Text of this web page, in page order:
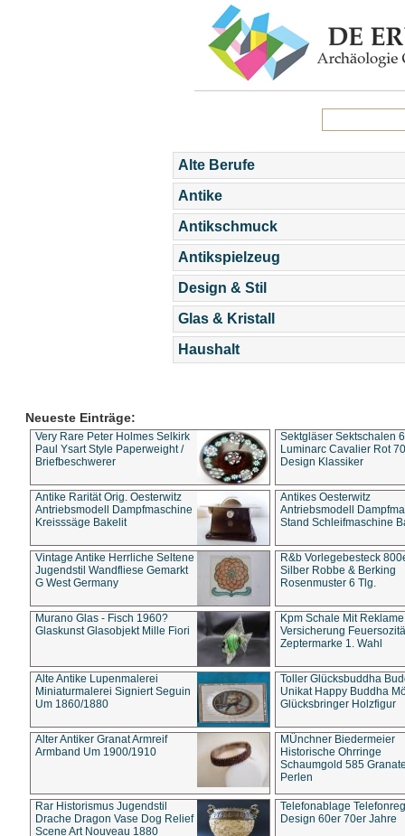
Alte Berufe
Antike
Antikschmuck
Antikspielzeug
Design & Stil
Glas & Kristall
Haushalt
Neueste Einträge:
Very Rare Peter Holmes Selkirk
Paul Ysart Style Paperweight /
Briefbeschwerer
Sektgläser Sektschalen
Luminarc Cavalier Rot
Design Klassiker
Antike Rarität Orig. Oesterwitz
Antriebsmodell Dampfmaschine
Kreisssäge Bakelit
Antikes Oesterwitz
Antriebsmodell
Stand Schleifmaschine
Vintage Antike Herrliche Seltene
Jugendstil Wandfliese Gemarkt
G West Germany
R&b Vorlegebesteck
Silber Robbe & Berking
Rosenmuster 6 Tlg.
Murano Glas - Fisch 1960?
Glaskunst Glasobjekt Mille Fiori
Kpm Schale Mit Reklame
Versicherung
Zeptermarke 1. Wahl
Alte Antike Lupenmalerei
Miniaturmalerei Signiert Seguin
Um 1860/1880
Toller Glücksbuddha
Unikat Happy Buddha
Glücksbringer Holzfigur
Alter Antiker Granat Armreif
Armband Um 1900/1910
MÜnchner Biedermeier
Historische Ohrringe
Schaumgold 585
Perlen
Rar Historismus Jugendstil
Drache Dragon Vase Dog Relief
Scene Art Nouveau 1880
Telefonablage
Design 60er 70er Jahre